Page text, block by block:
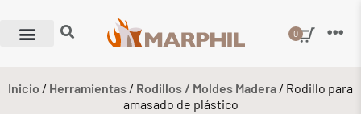
0
Inicio / Herramientas / Rodillos / Moldes Madera / Rodillo para
amasado de plástico